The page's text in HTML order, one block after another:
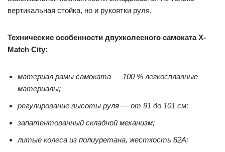
вертикальная стойка, но и рукоятки руля.
Технические особенности двухколесного самоката X-
Match City:
материал рамы самоката — 100 % легкосплавные
материалы;
регулирование высоты руля — от 91 до 101 см;
запатентованный складной механизм;
литые колеса из полиуретана, жесткость 82А;